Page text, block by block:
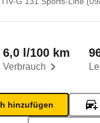
Verbrauch
6,0 l/100 km
hinzufügen